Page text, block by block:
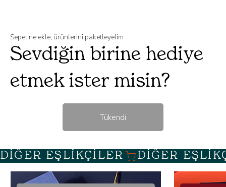
DİĞER EŞLİKÇİLER
Sepetine ekle, ürünlerini paketleyelim
Sevdiğin birine hediye
etmek ister misin?
Tükendi